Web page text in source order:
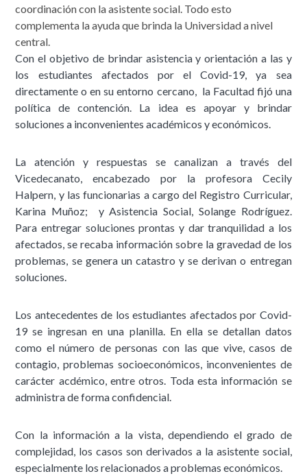
coordinación con la asistente social. Todo esto
complementa la ayuda que brinda la Universidad a nivel
central.
Con el objetivo de brindar asistencia y orientación a las y
los estudiantes afectados por el Covid-19, ya sea
directamente o en su entorno cercano, la Facultad fijó una
política de contención. La idea es apoyar y brindar
soluciones a inconvenientes académicos y económicos.
La atención y respuestas se canalizan a través del
Vicedecanato, encabezado por la profesora Cecily
Halpern, y las funcionarias a cargo del Registro Curricular,
Karina Muñoz; y Asistencia Social, Solange Rodríguez.
Para entregar soluciones prontas y dar tranquilidad a los
afectados, se recaba información sobre la gravedad de los
problemas, se genera un catastro y se derivan o entregan
soluciones.
Los antecedentes de los estudiantes afectados por Covid-
19 se ingresan en una planilla. En ella se detallan datos
como el número de personas con las que vive, casos de
contagio, problemas socioeconómicos, inconvenientes de
carácter acdémico, entre otros. Toda esta información se
administra de forma confidencial.
Con la información a la vista, dependiendo el grado de
complejidad, los casos son derivados a la asistente social,
especialmente los relacionados a problemas económicos.